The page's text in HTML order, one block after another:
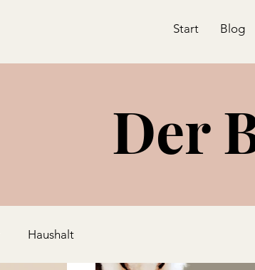
Start Blog
Der
Haushalt